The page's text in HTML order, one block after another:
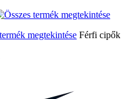
megtekintése Férfi cipők